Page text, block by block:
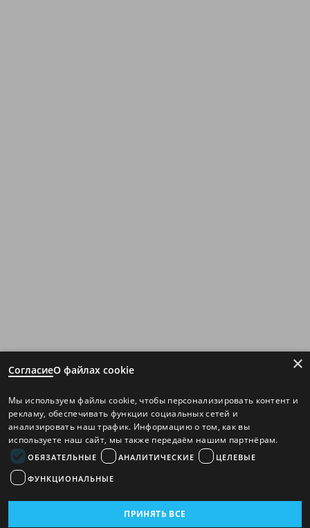
×
СогласиеО файлах cookie
Мы используем файлы cookie, чтобы персонализировать контент и
рекламу, обеспечивать функции социальных сетей и
анализировать наш трафик. Информацию о том, как вы
используете наш сайт, мы также передаём нашим партнёрам.
ОБЯЗАТЕЛЬНЫЕ АНАЛИТИЧЕСКИЕ ЦЕЛЕВЫЕ
ФУНКЦИОНАЛЬНЫЕ
ПРИНЯТЬ ВСЕ